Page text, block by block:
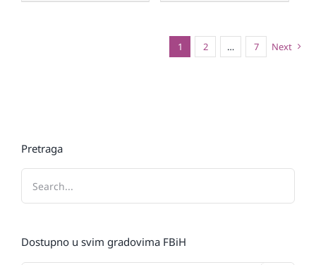
1 2 … 7 Next
Pretraga
Dostupno u svim gradovima FBiH